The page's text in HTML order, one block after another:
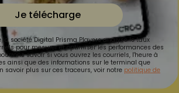
Je télécharge
la société Digital Prisma Players analyse le taux
pour mesurer et optimiser les performances des
savoir si vous ouvrez les courriels, l'heure à
ainsi que des informations sur le terminal que
savoir plus sur ces traceurs, voir notre politique de